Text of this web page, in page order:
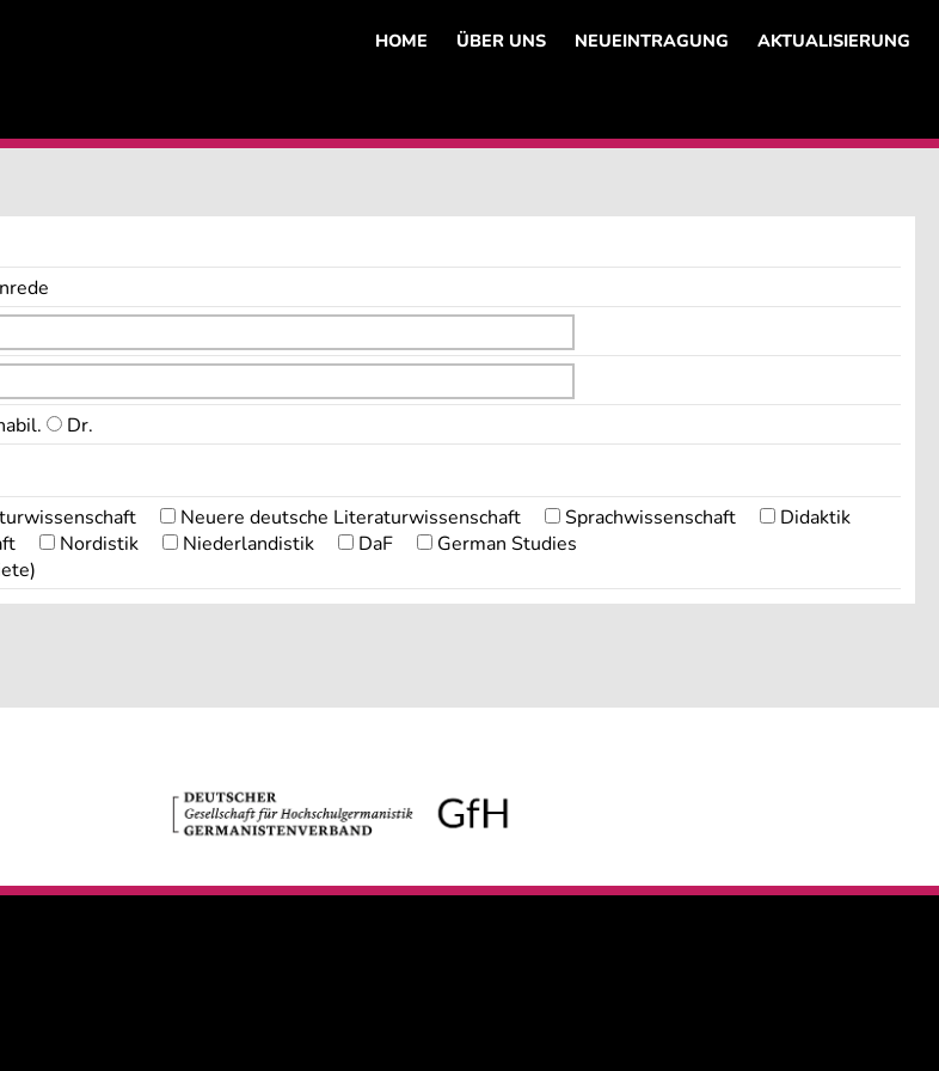
HOME ÜBER UNS NEUEINTRAGUNG AKTUALISIERUNG
Dr.
Neuere deutsche Literaturwissenschaft Sprachwissenschaft
Didaktik
Nordistik Niederlandistik DaF
German Studies